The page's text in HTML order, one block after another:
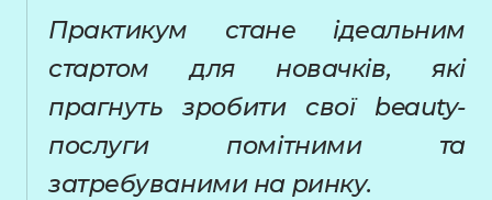
Практикум стане ідеальним
стартом для новачків, які
прагнуть зробити свої beauty-
послуги помітними та
затребуваними на ринку.